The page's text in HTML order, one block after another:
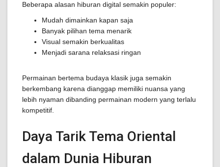
Beberapa alasan hiburan digital semakin populer:
Mudah dimainkan kapan saja
Banyak pilihan tema menarik
Visual semakin berkualitas
Menjadi sarana relaksasi ringan
Permainan bertema budaya klasik juga semakin
berkembang karena dianggap memiliki nuansa yang
lebih nyaman dibanding permainan modern yang terlalu
kompetitif.
Daya Tarik Tema Oriental
dalam Dunia Hiburan